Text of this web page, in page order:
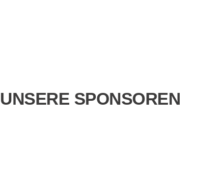
UNSERE SPONSOREN